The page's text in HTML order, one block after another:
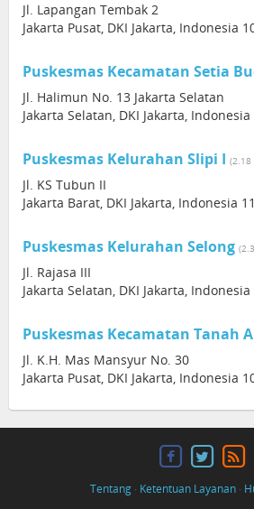
Jl. Lapangan Tembak 2
Jakarta Pusat, DKI Jakarta, Indonesia
Puskesmas Kecamatan Setia
Jl. Halimun No. 13 Jakarta Selatan
Jakarta Selatan, DKI Jakarta, Indonesia
Puskesmas Kelurahan Slipi I (2.18
Jl. KS Tubun II
Jakarta Barat, DKI Jakarta, Indonesia
Puskesmas Kelurahan Selong
Jl. Rajasa III
Jakarta Selatan, DKI Jakarta,
Puskesmas Kecamatan Tanah
Jl. K.H. Mas Mansyur No. 30
Jakarta Pusat, DKI Jakarta, Indonesia
Tentang· Ketentuan Layanan·